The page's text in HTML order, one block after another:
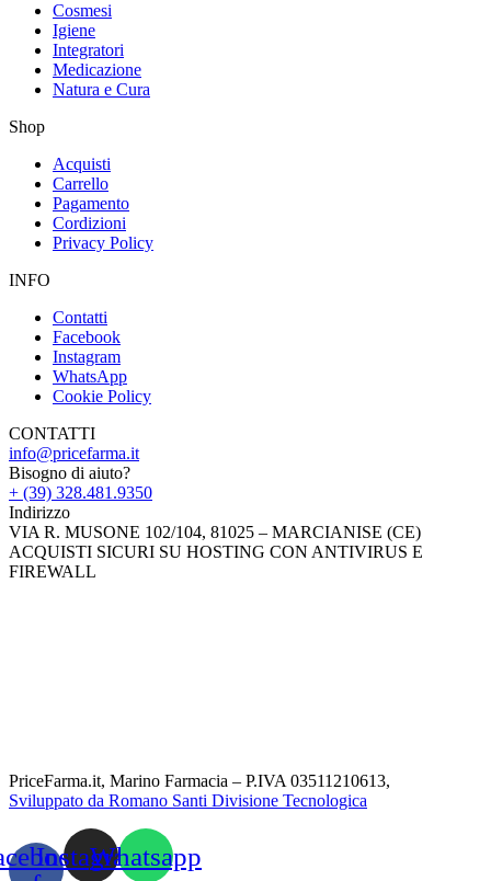
Cosmesi
Igiene
Integratori
Medicazione
Natura e Cura
Shop
Acquisti
Carrello
Pagamento
Cordizioni
Privacy Policy
INFO
Contatti
Facebook
Instagram
WhatsApp
Cookie Policy
CONTATTI
info@pricefarma.it
Bisogno di aiuto?
+ (39) 328.481.9350
Indirizzo
VIA R. MUSONE 102/104, 81025 – MARCIANISE (CE)
ACQUISTI SICURI SU HOSTING CON ANTIVIRUS E
FIREWALL
PriceFarma.it, Marino Farmacia – P.IVA 03511210613,
Sviluppato da Romano Santi Divisione Tecnologica
InstagramWhatsapp